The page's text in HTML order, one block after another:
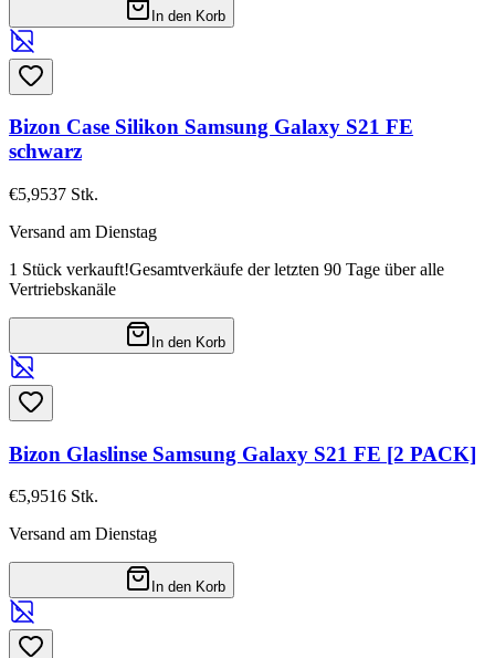
In den Korb
Bizon Case Silikon Samsung Galaxy S21 FE
schwarz
€5,9537 Stk.
Versand am Dienstag
1 Stück verkauft!Gesamtverkäufe der letzten 90 Tage über alle
Vertriebskanäle
In den Korb
Bizon Glaslinse Samsung Galaxy S21 FE [2 PACK]
€5,9516 Stk.
Versand am Dienstag
In den Korb